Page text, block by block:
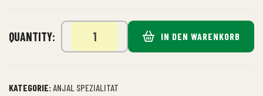
QUANTITY: IN DEN WARENKORB
KATEGORIE:ANJAL SPEZIALITAT